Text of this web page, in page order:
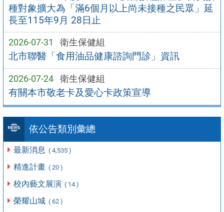
種對象擴大為「滿6個月以上尚未接種之民眾」延
長至115年9月 28日止
2026-07-31 衛生保健組
北市聯醫「食用油品健康諮詢門診」資訊
2026-07-24 衛生保健組
有關本市敬老卡及愛心卡政策宣導
依公告類別彙總
最新消息 ( 4,535 )
精進計畫 ( 20 )
校內藝文展演 ( 14 )
榮耀山城 ( 62 )